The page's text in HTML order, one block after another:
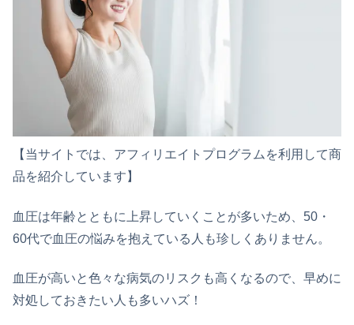
【当サイトでは、アフィリエイトプログラムを利用して商
品を紹介しています】
血圧は年齢とともに上昇していくことが多いため、50・
60代で血圧の悩みを抱えている人も珍しくありません。
血圧が高いと色々な病気のリスクも高くなるので、早めに
対処しておきたい人も多いハズ！